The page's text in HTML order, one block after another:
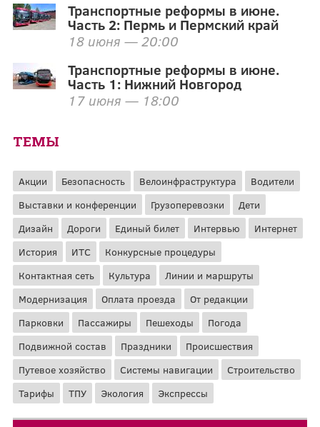
Транспортные реформы в июне.
Часть 2: Пермь и Пермский край
18 июня — 20:00
Транспортные реформы в июне.
Часть 1: Нижний Новгород
17 июня — 18:00
ТЕМЫ
Акции Безопасность Велоинфраструктура
Водители
Выставки и конференции
Грузоперевозки
Дети
Дизайн
Дороги Единый билет Интервью
Интернет
История
ИТС
Конкурсные процедуры
Контактная сеть
Культура
Линии и маршруты
Модернизация
Оплата проезда
От редакции
Парковки
Пассажиры Пешеходы
Погода
Подвижной состав
Праздники
Происшествия
Путевое хозяйство
Системы навигации
Строительство
Тарифы
ТПУ Экология Экспрессы